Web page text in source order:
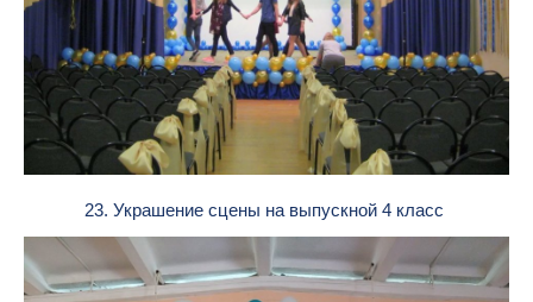
23. Украшение сцены на выпускной 4 класс